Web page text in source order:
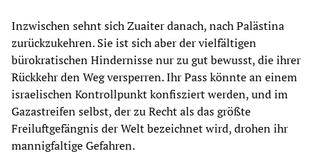
Inzwischen sehnt sich Zuaiter danach, nach Palästina
zurückzukehren. Sie ist sich aber der vielfältigen
bürokratischen Hindernisse nur zu gut bewusst, die ihrer
Rückkehr den Weg versperren. Ihr Pass könnte an einem
israelischen Kontrollpunkt konfisziert werden, und im
Gazastreifen selbst, der zu Recht als das größte
Freiluftgefängnis der Welt bezeichnet wird, drohen ihr
mannigfaltige Gefahren.